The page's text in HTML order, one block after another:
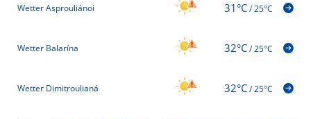
Wetter Asprouliánoi 31°C/25°C
Wetter Balarína 32°C/25°C
Wetter Dimitroulianá 32°C/25°C